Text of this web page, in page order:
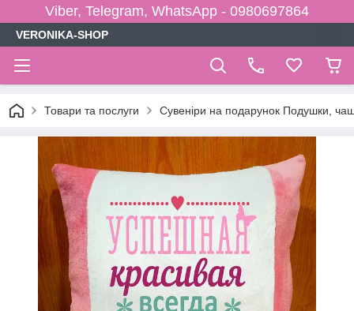
Viber, Telegram, WhatsApp - 0980697864
VERONIKA-SHOP
Товари та послуги Сувеніри на подарунок Подушки,